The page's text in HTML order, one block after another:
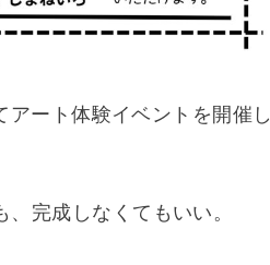
ート体験イベントを開催し
完成しなくてもいい。